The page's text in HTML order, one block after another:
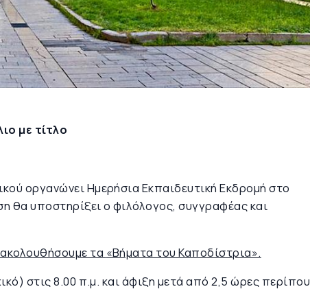
με τίτλο
οργανώνει Ημερήσια Εκπαιδευτική Εκδρομή στο
θα υποστηρίξει ο φιλόλογος, συγγραφέας και
τα «Βήματα του Καποδίστρια».
στις 8.00 π.μ. και άφιξη μετά από 2,5 ώρες περίπου